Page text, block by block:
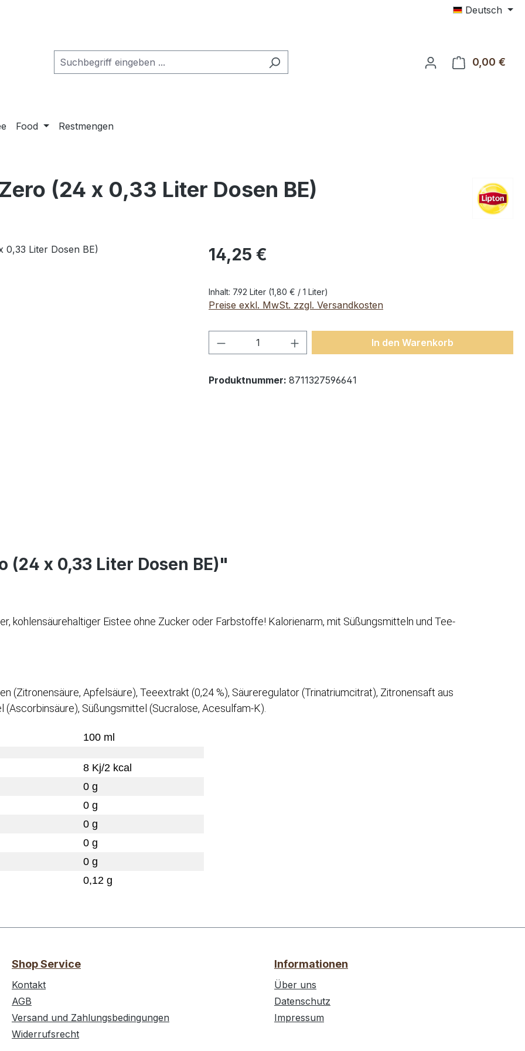
Deutsch
0,00 €
Food Restmengen
(24 x 0,33 Liter Dosen BE)
14,25 €
Inhalt: 7.92 Liter (1,80 € / 1 Liter)
Preise exkl. MwSt. zzgl. Versandkosten
Produkt Anzahl: Gib den gewünschten Wert
In den Warenkorb
Produktnummer: 8711327596641
x 0,33 Liter Dosen BE)"
kohlensäurehaltiger Eistee ohne Zucker oder Farbstoffe! Kalorienarm, mit Süßungsmitteln und Tee-
(Zitronensäure, Apfelsäure), Teeextrakt (0,24 %), Säureregulator (Trinatriumcitrat), Zitronensaft aus
Süßungsmittel (Sucralose, Acesulfam-K).
100 ml
8 Kj/2 kcal
0 g
0 g
0 g
0 g
0 g
0,12 g
Shop Service
Kontakt
AGB
Versand und Zahlungsbedingungen
Widerrufsrecht
Informationen
Über uns
Datenschutz
Impressum